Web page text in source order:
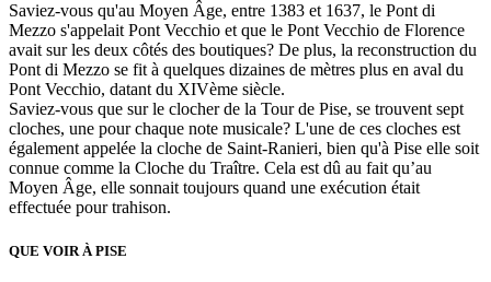
Saviez-vous qu'au Moyen Âge, entre 1383 et 1637, le Pont di
Mezzo s'appelait Pont Vecchio et que le Pont Vecchio de Florence
avait sur les deux côtés des boutiques? De plus, la reconstruction du
Pont di Mezzo se fit à quelques dizaines de mètres plus en aval du
Pont Vecchio, datant du XIVème siècle.
Saviez-vous que sur le clocher de la Tour de Pise, se trouvent sept
cloches, une pour chaque note musicale? L'une de ces cloches est
également appelée la cloche de Saint-Ranieri, bien qu'à Pise elle soit
connue comme la Cloche du Traître. Cela est dû au fait qu’au
Moyen Âge, elle sonnait toujours quand une exécution était
effectuée pour trahison.
QUE VOIR À PISE